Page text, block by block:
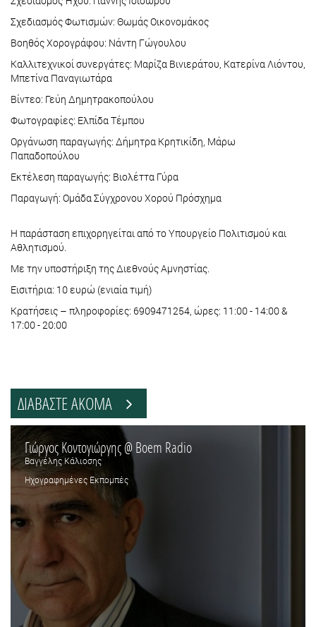
Σχεδιασμός Φωτισμών: Θωμάς Οικονομάκος
Βοηθός Χορογράφου: Νάντη Γώγουλου
Καλλιτεχνικοί συνεργάτες: Μαρίζα Βινιεράτου, Κατερίνα Λιόντου,
Μπετίνα Παναγιωτάρα
Βίντεο: Γεύη Δημητρακοπούλου
Φωτογραφίες: Ελπίδα Τέμπου
Οργάνωση παραγωγής: Δήμητρα Κρητικίδη, Μάρω
Παπαδοπούλου
Εκτέλεση παραγωγής: Βιολέττα Γύρα
Παραγωγή: Ομάδα Σύγχρονου Χορού Πρόσχημα
Η παράσταση επιχορηγείται από το Υπουργείο Πολιτισμού και
Αθλητισμού.
Με την υποστήριξη της Διεθνούς Αμνηστίας.
Εισιτήρια: 10 ευρώ (ενιαία τιμή)
Κρατήσεις – πληροφορίες: 6909471254, ώρες: 11:00 - 14:00 &
17:00 - 20:00
ΔΙΑΒΑΣΤΕ ΑΚΟΜΑ
Γιώργος Κοντογιώργης @ Boem Radio
Βαγγέλης Κάλιοσης
Ηχογραφημένες Εκπομπές